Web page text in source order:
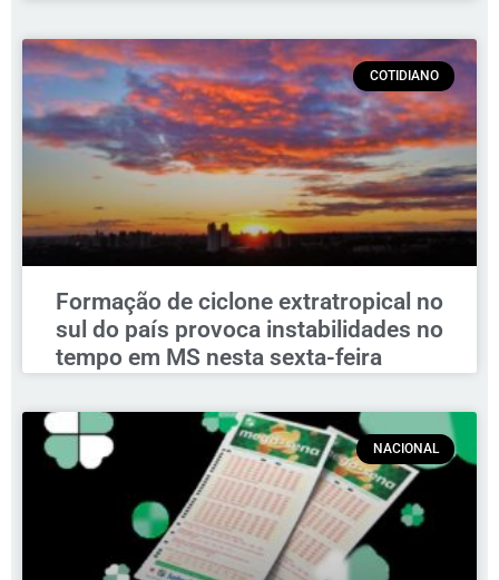
COTIDIANO
Formação de ciclone extratropical no
sul do país provoca instabilidades no
tempo em MS nesta sexta-feira
NACIONAL